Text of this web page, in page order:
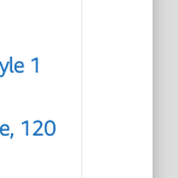
1
120